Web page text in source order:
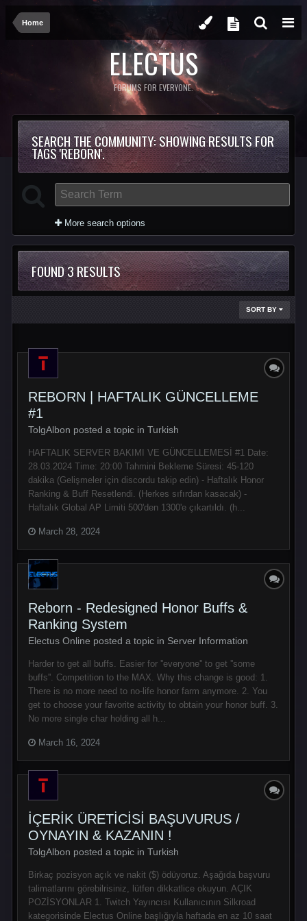
Home
ELECTUS
FORUMS FOR EVERYONE.
SEARCH THE COMMUNITY: SHOWING RESULTS FOR
TAGS 'REBORN'.
More search options
FOUND 3 RESULTS
SORT BY
REBORN | HAFTALIK GÜNCELLEME
#1
TolgAlbon posted a topic in Turkish
HAFTALIK SERVER BAKIMI VE GÜNCELLEMESİ #1 Date:
28.03.2024 Time: 20:00 Tahmini Bekleme Süresi: 45-120
dakika (Gelişmeler için discordu takip edin) - Haftalık Honor
Ranking & Buff Resetlendi. (Herkes sıfırdan kasacak) -
Haftalık Global AP Limiti 500'den 1300'e çıkartıldı. (h...
March 28, 2024
Reborn - Redesigned Honor Buffs &
Ranking System
Electus Online posted a topic in Server Information
Harder to get all buffs. Easier for ''everyone'' to get ''some
buffs''. Competition to the MAX. Why this change is good: 1.
There is no more need to no-life honor farm anymore. 2. You
get to choose your favorite activity to obtain your honor buff. 3.
No more single char holding all h...
March 16, 2024
İÇERİK ÜRETİCİSİ BAŞUVURUS /
OYNAYIN & KAZANIN !
TolgAlbon posted a topic in Turkish
Birkaç pozisyon açık ve nakit ($) ödüyoruz. Aşağıda başvuru
talimatlarını görebilrisiniz, lütfen dikkatlice okuyun. AÇIK
POZİSYONLAR 1. Twitch Yayıncısı Kullanıcının Silkroad
kategorisinde Electus Online başlığıyla haftada en az 10 saat